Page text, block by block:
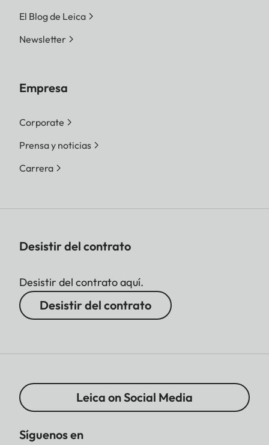
El Blog de Leica
Newsletter
Empresa
Corporate
Prensa y noticias
Carrera
Desistir del contrato
Desistir del contrato aquí.
Desistir del contrato
Leica on Social Media
Síguenos en